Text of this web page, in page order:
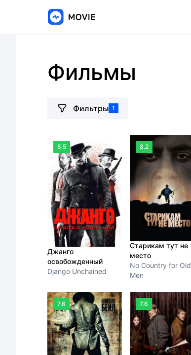
Фильмы
Фильтры 1
8.5
Джанго
освобожденный
Django Unchained
8.2
Старикам тут не
место
No Country for Old
Men
7.6 7.6